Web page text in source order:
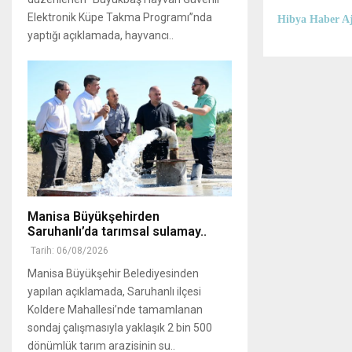
Hibya Haber
Elektronik Küpe Takma Programı”nda
yaptığı açıklamada, hayvancı..
Manisa Büyükşehirden
Saruhanlı’da tarımsal sulamay..
Tarih: 06/08/2026
Manisa Büyükşehir Belediyesinden
yapılan açıklamada, Saruhanlı ilçesi
Koldere Mahallesi’nde tamamlanan
sondaj çalışmasıyla yaklaşık 2 bin 500
dönümlük tarım arazisinin su..